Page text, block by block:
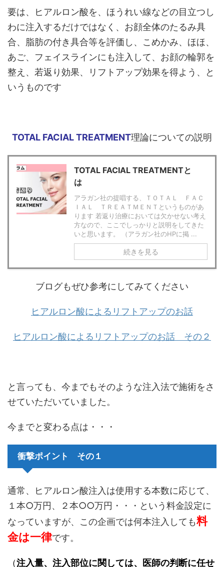
要は、ヒアルロン酸を、ほうれい線などの目立つし
わに注入するだけではなく、お顔全体のたるみ具
合、脂肪の付き具合等を評価し、こめかみ、ほほ、
あご、フェイスラインにも注入して、お顔の輪郭を
整え、若返り効果、リフトアップ効果を得よう、と
いうものです
TOTAL FACIAL TREATMENT理論についての説明
TOTAL FACIAL TREATMENTと
は
アラガン社の提唱する、ＴＯＴＡＬ ＦＡＣ
ＩＡＬ ＴＲＥＡＴＭＥＮＴというものがあ
ります 若返り治療においては欠かせない考え
方なので、ここでしっかりと説明をしてきた
いと思います。 （アラガン社のHPに掲 ...
続きを見る
ブログもぜひ参考にしてみてください
ヒアルロン酸によるリフトアップのお話
ヒアルロン酸によるリフトアップのお話 その２
と言っても、今までもそのような注入法で施術をさ
せていただいていました。
今までと変わる点は・・・
衝撃ポイント その１
通常、ヒアルロン酸注入は使用する本数に応じて、
１本○万円、２本○○万円・・・という料金設定に
なっていますが、この企画では何本注入しても料
金は一律です。
（注入量、注入部位に関しては、医師の判断に任せ